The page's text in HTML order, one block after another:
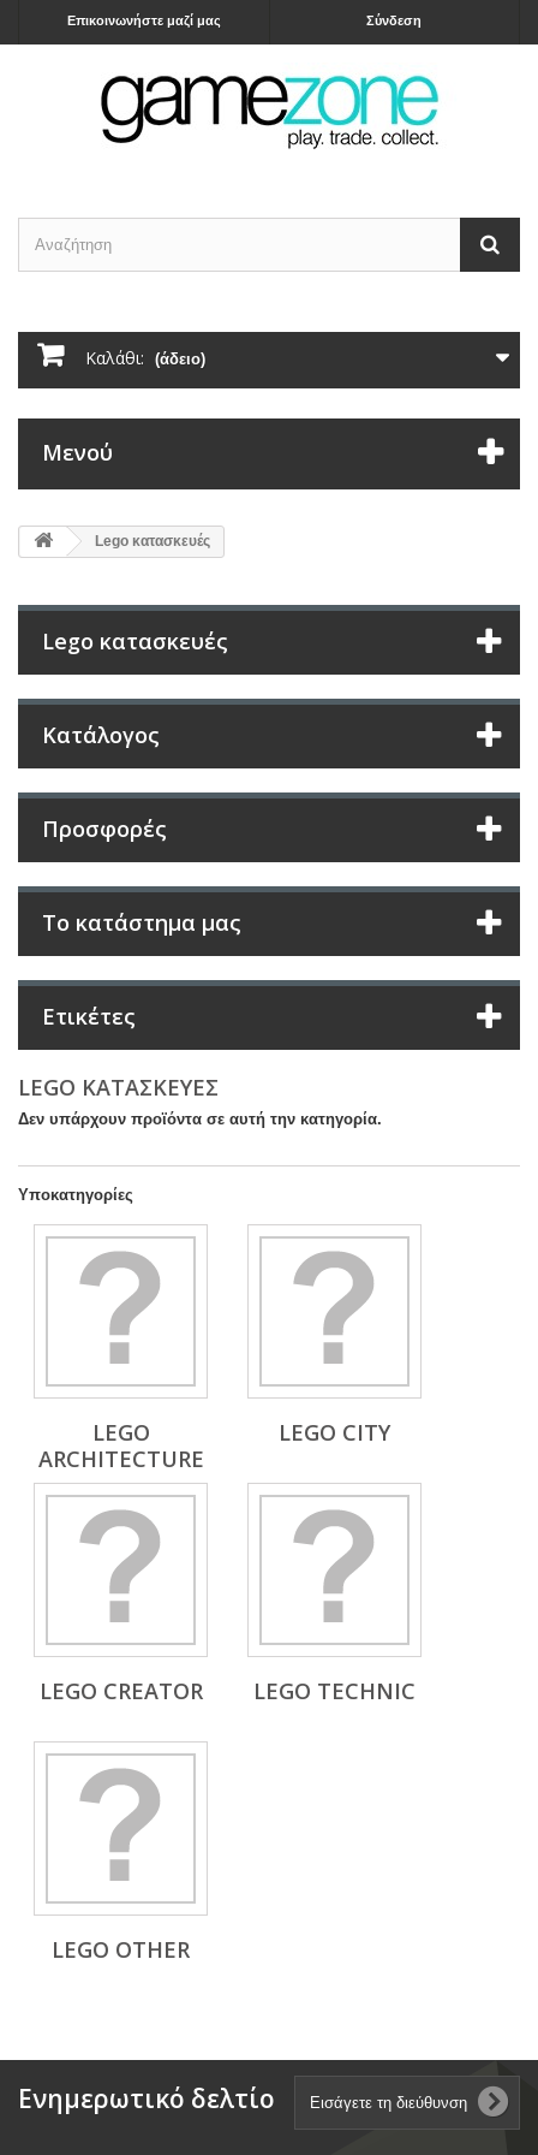
Σύνδεση
Επικοινωνήστε μαζί μας
Καλάθι: (άδειο)
Μενού
Lego κατασκευές
Lego κατασκευές
Κατάλογος
Προσφορές
Το κατάστημα μας
Ετικέτες
LEGO ΚΑΤΑΣΚΕΥΈΣ
Δεν υπάρχουν προϊόντα σε αυτή την κατηγορία.
Υποκατηγορίες
LEGO
ARCHITECTURE
LEGO CITY
LEGO CREATOR LEGO TECHNIC
LEGO OTHER
Ενημερωτικό δελτίο